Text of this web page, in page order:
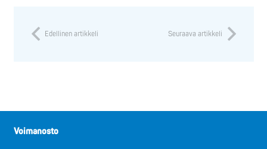
Edellinen artikkeli Seuraava artikkeli
Voimanosto